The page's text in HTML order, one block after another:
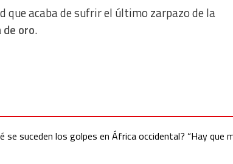
que acaba de sufrir el último zarpazo de la
oro.
se suceden los golpes en África occidental? “Hay que